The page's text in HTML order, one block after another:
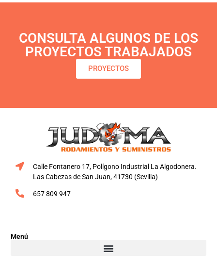
CONSULTA ALGUNOS DE LOS
PROYECTOS TRABAJADOS
PROYECTOS
Calle Fontanero 17, Polígono Industrial La Algodonera.
Las Cabezas de San Juan, 41730 (Sevilla)
657 809 947
Menú